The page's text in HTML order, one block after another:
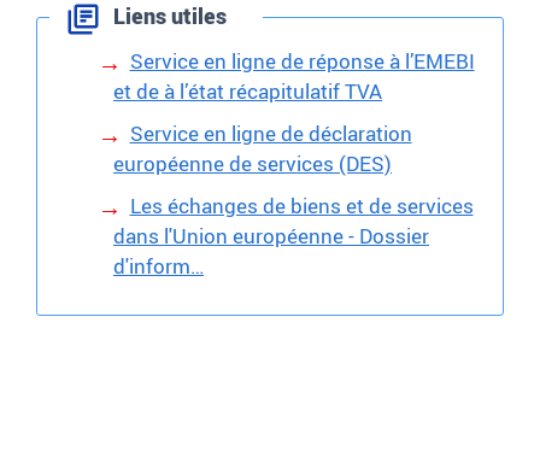
Liens utiles
Service en ligne de réponse à l’EMEBI
et de à l’état récapitulatif TVA
Service en ligne de déclaration
européenne de services (DES)
Les échanges de biens et de services
dans l'Union européenne - Dossier
d'inform…